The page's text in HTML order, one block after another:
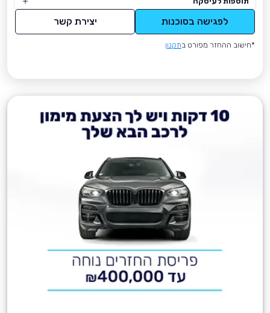
לפגישה בסוכנות יצירת קשר
*חישוב ההחזר מפורט בתקנון